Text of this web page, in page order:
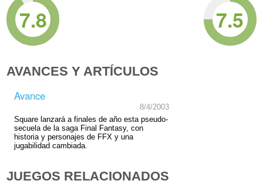
7.8 7.5
AVANCES Y ARTÍCULOS
Avance
8/4/2003
Square lanzará a finales de año esta pseudo-
secuela de la saga Final Fantasy, con
historia y personajes de FFX y una
jugabilidad cambiada.
JUEGOS RELACIONADOS